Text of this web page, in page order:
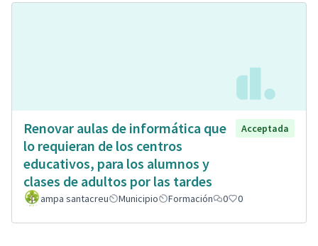
Renovar aulas de informática que
lo requieran de los centros
educativos, para los alumnos y
clases de adultos por las tardes
Acceptada
ampa santacreu Municipio Formación 0 0